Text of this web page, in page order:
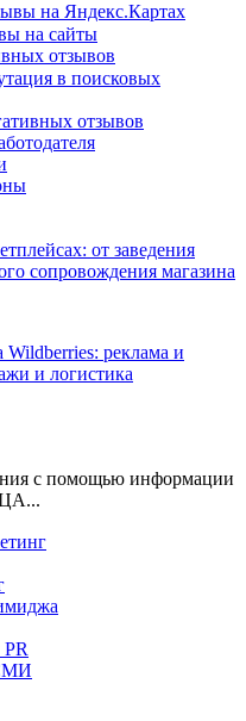
на Яндекс.Картах
на сайты
отзывов
в поисковых
отзывов
от заведения
сопровождения магазина
реклама и
и логистика
с помощью информации
ЦА...